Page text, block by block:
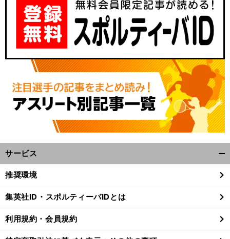
サービス
閉
る
推奨環境
集英社ID・スポルティーバIDとは
利用規約・会員規約